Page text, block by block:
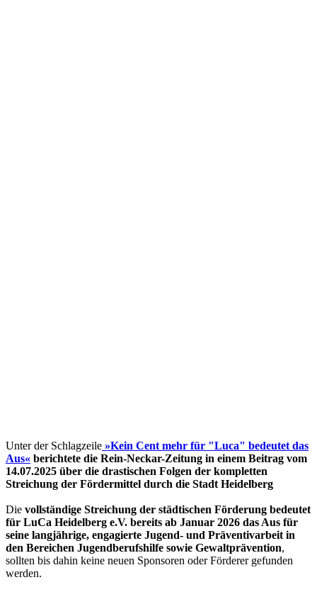
Unter der Schlagzeile »Kein Cent mehr für "Luca" bedeutet das
Aus« berichtete die Rein-Neckar-Zeitung in einem Beitrag vom
14.07.2025 über die drastischen Folgen der kompletten
Streichung der Fördermittel durch die Stadt Heidelberg
Die vollständige Streichung der städtischen Förderung bedeutet
für LuCa Heidelberg e.V. bereits ab Januar 2026 das Aus für
seine langjährige, engagierte Jugend- und Präventivarbeit in
den Bereichen Jugendberufshilfe sowie Gewaltprävention,
sollten bis dahin keine neuen Sponsoren oder Förderer gefunden
werden.